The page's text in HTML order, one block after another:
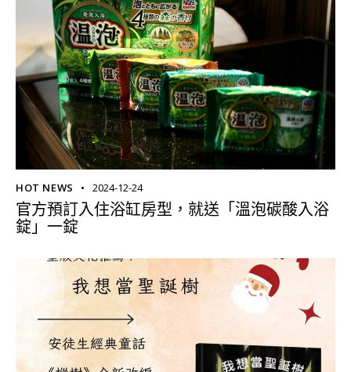
HOT NEWS 2024-12-24
官方預訂入住浴缸房型，就送「溫泡碳酸入浴
錠」一錠